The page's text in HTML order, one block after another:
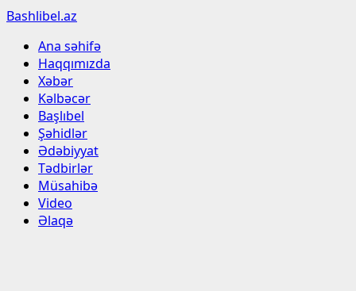
Bashlibel.az
Ana səhifə
Haqqımızda
Xəbər
Kəlbəcər
Başlıbel
Şəhidlər
Ədəbiyyat
Tədbirlər
Müsahibə
Video
Əlaqə